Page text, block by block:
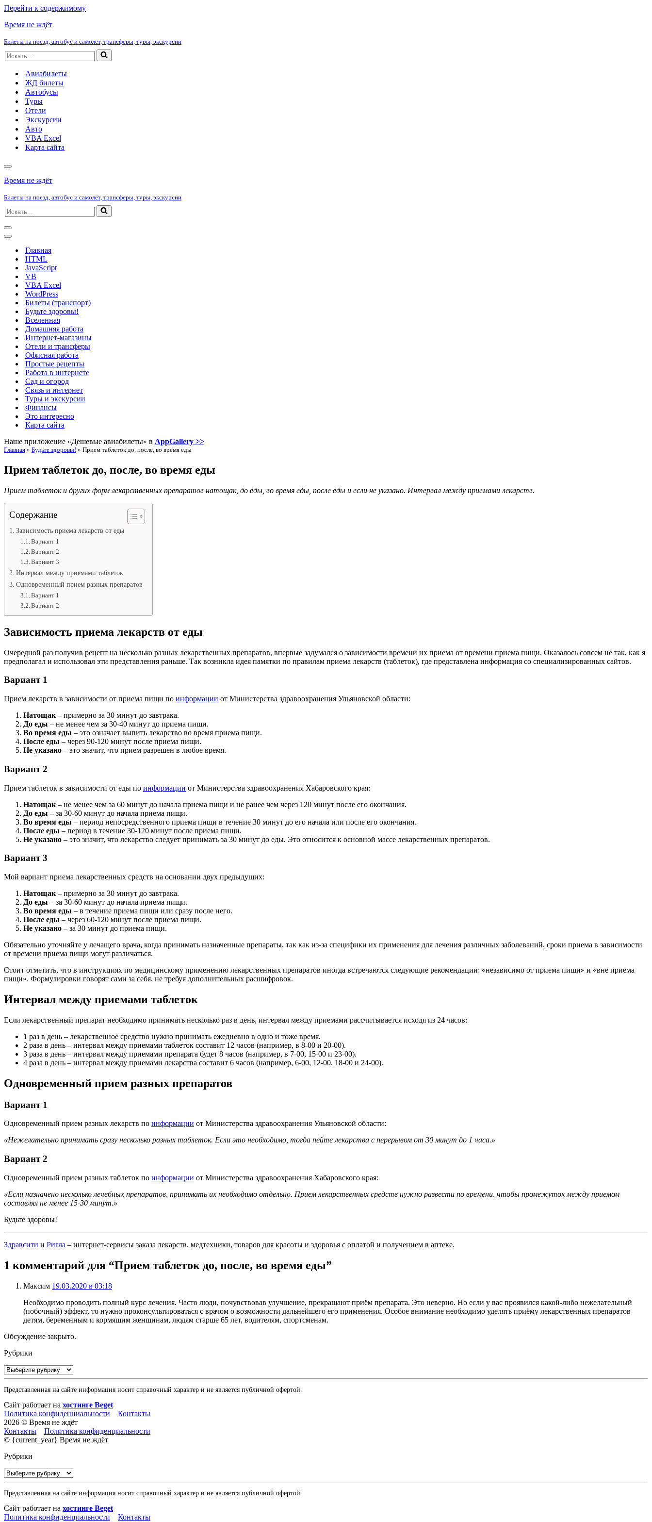
Перейти к содержимому
Время не ждёт
Билеты на поезд, автобус и самолёт, трансферы, туры, экскурсии
Искать...
Авиабилеты
ЖД билеты
Автобусы
Туры
Отели
Экскурсии
Авто
VBA Excel
Карта сайта
Меню
навигации
Время не ждёт
Билеты на поезд, автобус и самолёт, трансферы, туры, экскурсии
Искать...
Меню
навигации
Меню
навигацииГлавная
HTML
JavaScript
VB
VBA Excel
WordPress
Билеты (транспорт)
Будьте здоровы!
Вселенная
Домашняя работа
Интернет-магазины
Отели и трансферы
Офисная работа
Простые рецепты
Работа в интернете
Сад и огород
Связь и интернет
Туры и экскурсии
Финансы
Это интересно
Карта сайта
Наше приложение «Дешевые авиабилеты» в AppGallery >>
Главная » Будьте здоровы! » Прием таблеток до, после, во время еды
Прием таблеток до, после, во время еды
Прием таблеток и других форм лекарственных препаратов натощак, до еды, во время еды, после еды и если не указано. Интервал между приемами лекарств.
Содержание
Зависимость приема лекарств от еды
Вариант 1
Вариант 2
Вариант 3
Интервал между приемами таблеток
Одновременный прием разных препаратов
Вариант 1
Вариант 2
Зависимость приема лекарств от еды
Очередной раз получив рецепт на несколько разных лекарственных препаратов, впервые задумался о зависимости времени их приема от времени приема пищи. Оказалось совсем не так, как я
предполагал и использовал эти представления раньше. Так возникла идея памятки по правилам приема лекарств (таблеток), где представлена информация со специализированных сайтов.
Вариант 1
Прием лекарств в зависимости от приема пищи по информации от Министерства здравоохранения Ульяновской области:
Натощак – примерно за 30 минут до завтрака.
До еды – не менее чем за 30-40 минут до приема пищи.
Во время еды – это означает выпить лекарство во время приема пищи.
После еды – через 90-120 минут после приема пищи.
Не указано – это значит, что прием разрешен в любое время.
Вариант 2
Прием таблеток в зависимости от еды по информации от Министерства здравоохранения Хабаровского края:
Натощак – не менее чем за 60 минут до начала приема пищи и не ранее чем через 120 минут после его окончания.
До еды – за 30-60 минут до начала приема пищи.
Во время еды – период непосредственного приема пищи в течение 30 минут до его начала или после его окончания.
После еды – период в течение 30-120 минут после приема пищи.
Не указано – это значит, что лекарство следует принимать за 30 минут до еды. Это относится к основной массе лекарственных препаратов.
Вариант 3
Мой вариант приема лекарственных средств на основании двух предыдущих:
Натощак – примерно за 30 минут до завтрака.
До еды – за 30-60 минут до начала приема пищи.
Во время еды – в течение приема пищи или сразу после него.
После еды – через 60-120 минут после приема пищи.
Не указано – за 30 минут до приема пищи.
Обязательно уточняйте у лечащего врача, когда принимать назначенные препараты, так как из-за специфики их применения для лечения различных заболеваний, сроки приема в зависимости
от времени приема пищи могут различаться.
Стоит отметить, что в инструкциях по медицинскому применению лекарственных препаратов иногда встречаются следующие рекомендации: «независимо от приема пищи» и «вне приема
пищи». Формулировки говорят сами за себя, не требуя дополнительных расшифровок.
Интервал между приемами таблеток
Если лекарственный препарат необходимо принимать несколько раз в день, интервал между приемами рассчитывается исходя из 24 часов:
1 раз в день – лекарственное средство нужно принимать ежедневно в одно и тоже время.
2 раза в день – интервал между приемами таблеток составит 12 часов (например, в 8-00 и 20-00).
3 раза в день – интервал между приемами препарата будет 8 часов (например, в 7-00, 15-00 и 23-00).
4 раза в день – интервал между приемами лекарства составит 6 часов (например, 6-00, 12-00, 18-00 и 24-00).
Одновременный прием разных препаратов
Вариант 1
Одновременный прием разных лекарств по информации от Министерства здравоохранения Ульяновской области:
«Нежелательно принимать сразу несколько разных таблеток. Если это необходимо, тогда пейте лекарства с перерывом от 30 минут до 1 часа.»
Вариант 2
Одновременный прием разных таблеток по информации от Министерства здравоохранения Хабаровского края:
«Если назначено несколько лечебных препаратов, принимать их необходимо отдельно. Прием лекарственных средств нужно развести по времени, чтобы промежуток между приемом
составлял не менее 15-30 минут.»
Будьте здоровы!
Здравсити и Ригла – интернет-сервисы заказа лекарств, медтехники, товаров для красоты и здоровья с оплатой и получением в аптеке.
1 комментарий для “Прием таблеток до, после, во время еды”
Максим 19.03.2020 в 03:18
Необходимо проводить полный курс лечения. Часто люди, почувствовав улучшение, прекращают приём препарата. Это неверно. Но если у вас проявился какой-либо нежелательный
(побочный) эффект, то нужно проконсультироваться с врачом о возможности дальнейшего его применения. Особое внимание необходимо уделять приёму лекарственных препаратов
детям, беременным и кормящим женщинам, людям старше 65 лет, водителям, спортсменам.
Обсуждение закрыто.
Рубрики
Рубрики
Представленная на сайте информация носит справочный характер и не является публичной офертой.
Сайт работает на хостинге Beget
Политика конфиденциальности
Контакты
2026 © Время не ждёт
Контакты
Политика конфиденциальности
© {current_year} Время не ждёт
Рубрики
Рубрики
Представленная на сайте информация носит справочный характер и не является публичной офертой.
Сайт работает на хостинге Beget
Политика конфиденциальности
Контакты